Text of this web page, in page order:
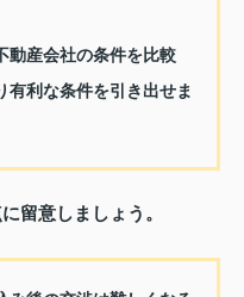
動産会社の条件を比較
有利な条件を引き出せま
留意しましょう。